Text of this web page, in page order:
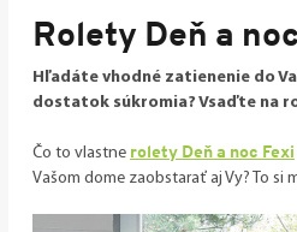
Rolety Deň a
Hľadáte vhodné zatienenie do
dostatok súkromia? Vsaďte na
Čo to vlastne rolety Deň a noc Fexi
Vašom dome zaobstarať aj Vy? To